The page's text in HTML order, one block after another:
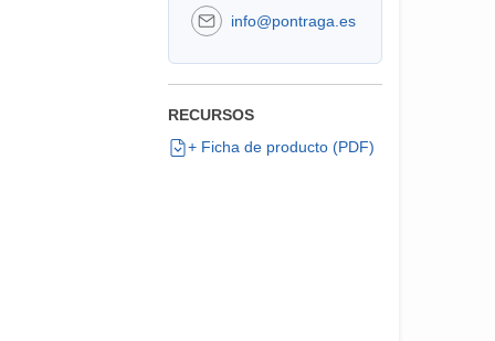
info@pontraga.es
RECURSOS
+ Ficha de producto (PDF)